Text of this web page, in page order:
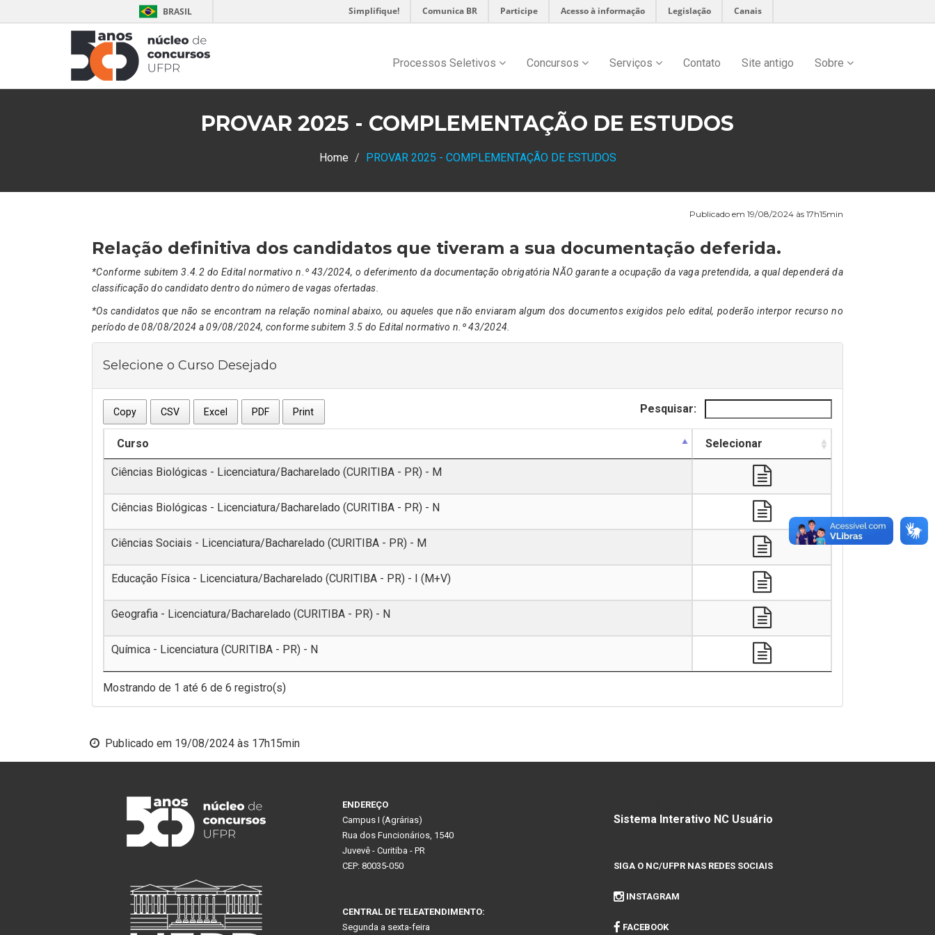
BRASIL Simplifique! Comunica BR Participe Acesso à informação Legislação Canais
Processos Seletivos Concursos Serviços Contato Site antigo Sobre
PROVAR 2025 - COMPLEMENTAÇÃO DE ESTUDOS
Home PROVAR 2025 - COMPLEMENTAÇÃO DE ESTUDOS
Publicado em 19/08/2024 às 17h15min
Relação definitiva dos candidatos que tiveram a sua documentação deferida.
*Conforme subitem 3.4.2 do Edital normativo n.º 43/2024, o deferimento da documentação obrigatória NÃO garante a ocupação da vaga pretendida, a qual dependerá da
classificação do candidato dentro do número de vagas ofertadas.
*Os candidatos que não se encontram na relação nominal abaixo, ou aqueles que não enviaram algum dos documentos exigidos pelo edital, poderão interpor recurso no
período de 08/08/2024 a 09/08/2024, conforme subitem 3.5 do Edital normativo n.º 43/2024.
Selecione o Curso Desejado
Copy CSV Excel PDF Print Pesquisar:
Curso Selecionar
Ciências Biológicas - Licenciatura/Bacharelado (CURITIBA - PR) - M
Ciências Biológicas - Licenciatura/Bacharelado (CURITIBA - PR) - N
Ciências Sociais - Licenciatura/Bacharelado (CURITIBA - PR) - M
Educação Física - Licenciatura/Bacharelado (CURITIBA - PR) - I (M+V)
Geografia - Licenciatura/Bacharelado (CURITIBA - PR) - N
Química - Licenciatura (CURITIBA - PR) - N
Mostrando de 1 até 6 de 6 registro(s)
Publicado em 19/08/2024 às 17h15min
ENDEREÇO
Campus I (Agrárias)
Rua dos Funcionários, 1540
Juvevê - Curitiba - PR
CEP: 80035-050
CENTRAL DE TELEATENDIMENTO:
Segunda a sexta-feira
Sistema Interativo NC Usuário
SIGA O NC/UFPR NAS REDES SOCIAIS
INSTAGRAM
FACEBOOK